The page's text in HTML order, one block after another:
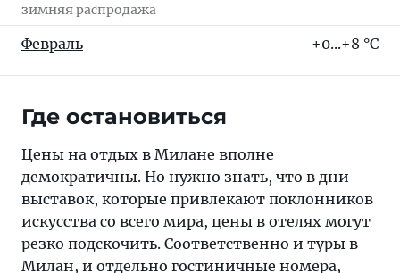
зимняя распродажа
Февраль +0...+8 °C
Где остановиться
Цены на отдых в Милане вполне
демократичны. Но нужно знать, что в дни
выставок, которые привлекают поклонников
искусства со всего мира, цены в отелях могут
резко подскочить. Соответственно и туры в
Милан, и отдельно гостиничные номера,